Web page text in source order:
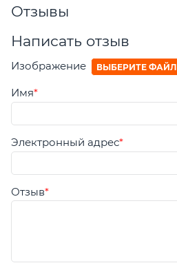
Отзывы
Написать отзыв
Изображение ВЫБЕРИТЕ ФАЙЛ
Имя
Электронный адрес
Отзыв